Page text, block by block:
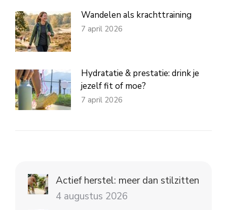
Wandelen als krachttraining
7 april 2026
Hydratatie & prestatie: drink je
jezelf fit of moe?
7 april 2026
Actief herstel: meer dan stilzitten
4 augustus 2026